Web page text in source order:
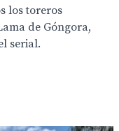
los toreros
de Góngora,
serial.